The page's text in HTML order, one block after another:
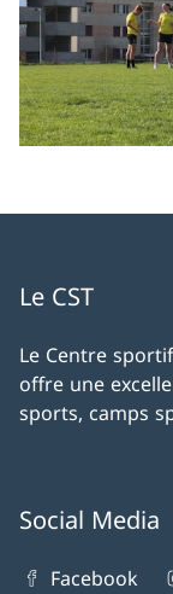
Le CST
Le Centre
offre une
sports, camps
Social Media
Facebook